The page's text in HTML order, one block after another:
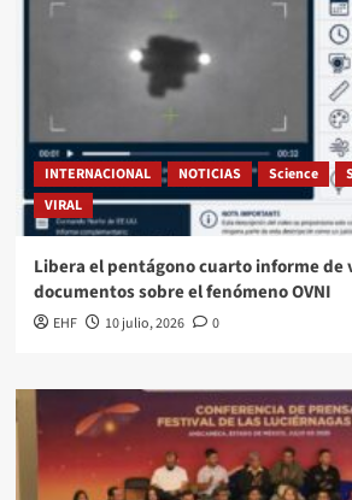
INTERNACIONAL NOTICIAS Science
VIRAL
Libera el pentágono cuarto informe de
documentos sobre el fenómeno OVNI
EHF 10 julio, 2026 0